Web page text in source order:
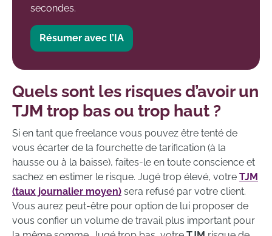
secondes.
Résumer avec l’IA
Quels sont les risques d’avoir un
TJM trop bas ou trop haut ?
Si en tant que freelance vous pouvez être tenté de
vous écarter de la fourchette de tarification (à la
hausse ou à la baisse), faites-le en toute conscience et
sachez en estimer le risque. Jugé trop élevé, votre TJM
(taux journalier moyen) sera refusé par votre client.
Vous aurez peut-être pour option de lui proposer de
vous confier un volume de travail plus important pour